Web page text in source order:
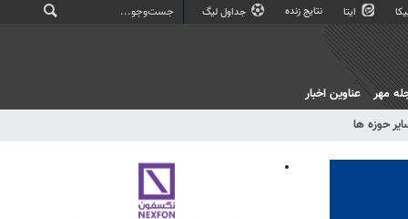
ایتا نتایج زنده جداول لیگ
حوزه ها
مهر عناوین اخبار